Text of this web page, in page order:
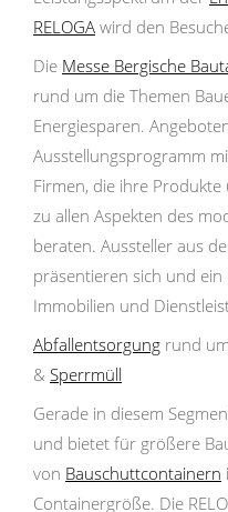
RELOGA wird den
Die Messe Bergische
rund um die Themen
Energiesparen.
Ausstellungsprogramm
Firmen, die ihre
zu allen Aspekten des
beraten. Aussteller aus
präsentieren sich und
Immobilien und
Abfallentsorgung rund
& Sperrmüll
Gerade in diesem
und bietet für größere
von Bauschuttcontainern
Containergröße. Die